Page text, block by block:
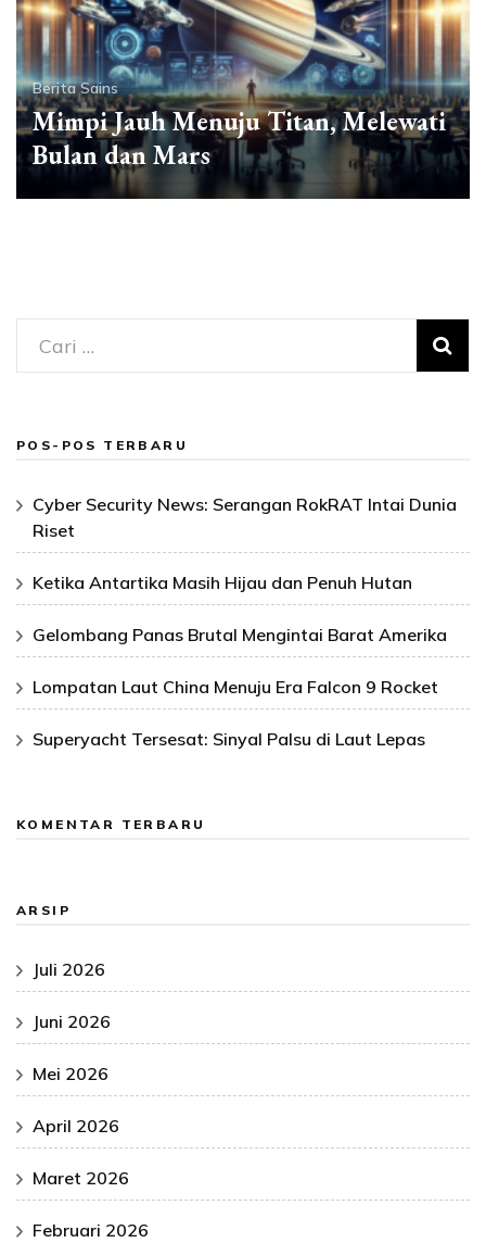
Berita Sains
Mimpi Jauh Menuju Titan, Melewati
Bulan dan Mars
Cari
untuk:
POS-POS TERBARU
Cyber Security News: Serangan RokRAT Intai Dunia
Riset
Ketika Antartika Masih Hijau dan Penuh Hutan
Gelombang Panas Brutal Mengintai Barat Amerika
Lompatan Laut China Menuju Era Falcon 9 Rocket
Superyacht Tersesat: Sinyal Palsu di Laut Lepas
KOMENTAR TERBARU
ARSIP
Juli 2026
Juni 2026
Mei 2026
April 2026
Maret 2026
Februari 2026